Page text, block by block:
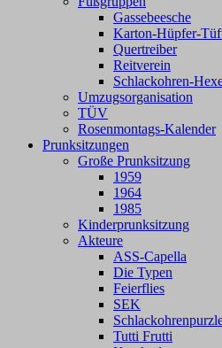
Gassebeesche
Karton-Hüpfer-
Quertreiber
Reitverein
Schlackohren-
Umzugsorganisation
TÜV
Rosenmontags-Kalender
Prunksitzungen
Große Prunksitzung
1959
1964
1985
Kinderprunksitzung
Akteure
ASS-Capella
Die Typen
Feierflies
SEK
Tutti Frutti